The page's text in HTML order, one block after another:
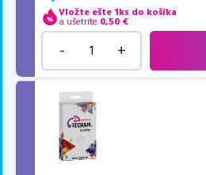
Vložte ešte 1ks do košíka
a ušetríte 0,50 €
- +